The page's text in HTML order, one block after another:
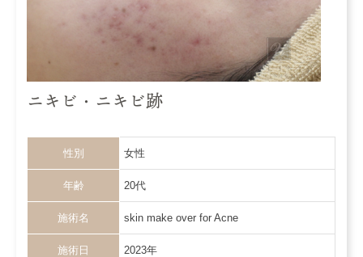
ニキビ・ニキビ跡
性別 女性
年齢 20代
施術名 skin make over for Acne
施術日 2023年